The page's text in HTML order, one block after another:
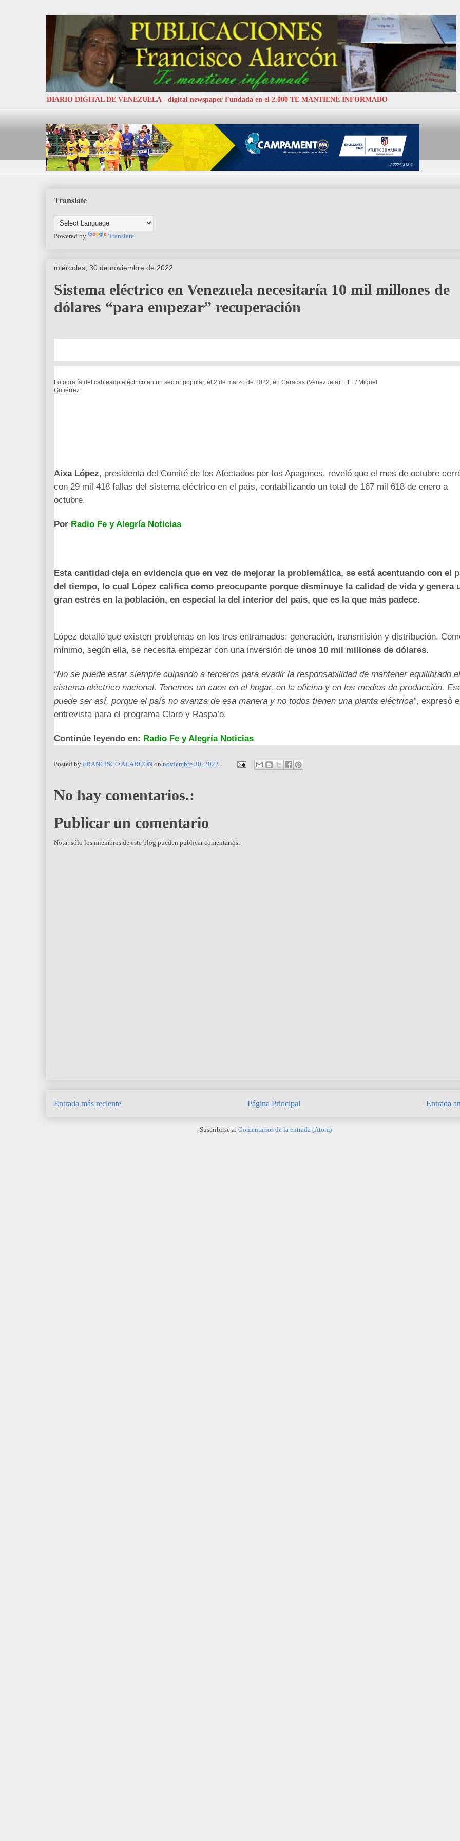
DIARIO DIGITAL DE VENEZUELA - digital newspaper Fundada en el 2.000 TE MANTIENE INFORMADO
Translate
Powered by Translate
miércoles, 30 de noviembre de 2022
Sistema eléctrico en Venezuela necesitaría 10 mil millones de
dólares “para empezar” recuperación
Fotografía del cableado eléctrico en un sector popular, el 2 de marzo de 2022, en Caracas (Venezuela). EFE/ Miguel
Gutiérrez
Aixa López, presidenta del Comité de los Afectados por los Apagones, reveló que el mes de octubre
con 29 mil 418 fallas del sistema eléctrico en el país, contabilizando un total de 167 mil 618 de enero a
octubre.
Por Radio Fe y Alegría Noticias
Esta cantidad deja en evidencia que en vez de mejorar la problemática, se está acentuando con el
del tiempo, lo cual López califica como preocupante porque disminuye la calidad de vida y genera
gran estrés en la población, en especial la del interior del país, que es la que más padece.
López detalló que existen problemas en los tres entramados: generación, transmisión y distribución.
mínimo, según ella, se necesita empezar con una inversión de unos 10 mil millones de dólares.
“No se puede estar siempre culpando a terceros para evadir la responsabilidad de mantener equilibrado el
sistema eléctrico nacional. Tenemos un caos en el hogar, en la oficina y en los medios de producción.
puede ser así, porque el país no avanza de esa manera y no todos tienen una planta eléctrica”, expresó
entrevista para el programa Claro y Raspa’o.
Continúe leyendo en: Radio Fe y Alegría Noticias
Posted by FRANCISCO ALARCÓN on noviembre 30, 2022
No hay comentarios.:
Publicar un comentario
Nota: sólo los miembros de este blog pueden publicar comentarios.
Entrada más reciente Entrada
Página Principal
Suscribirse a: Comentarios de la entrada (Atom)